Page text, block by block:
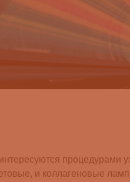
процедурами
и коллагеновые